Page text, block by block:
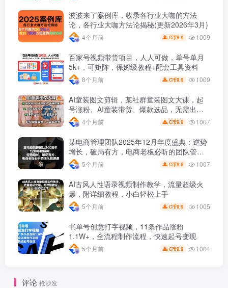
波波来了案例库，收录各行业大咖的方法
论，各行业大咖方法论揭秘(更新2026年3月)
4个月前 C币9.9 1009
百家号视频带货项目，人人可做，单号单月
5k+，可矩阵，保姆级教程+配套工具资料
8个月前 C币9.9 1009
AI童装图文剪辑，某社群童装图文大课，起
号涨粉、AI童装带货、爆款选品，无需出镜
和拍摄4个月前 C币9.9 1007
某电商管理团队2025年12月年度盛典：逆势
增长，破局有方，电商老板必听的团队管理
课
5个月前 C币9.9 1007
AI古风人性语录视频制作教学，流量超级火
爆，附详细教程，小白轻松上手
5个月前 C币9.9 1005
书单号创意打字视频，11条作品涨粉
1.1W+，全流程制作流程，快速起号变现
5个月前 C币9.9 1004
评论 抢沙发